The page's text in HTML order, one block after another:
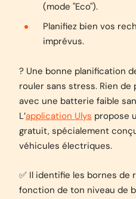
(mode "Eco").
Planifiez bien vos
imprévus.
? Une bonne planification
rouler sans stress. Rien
avec une batterie faible
L’application Ulys propose
gratuit, spécialement
véhicules électriques.
✅ Il identifie les bornes
fonction de ton niveau de